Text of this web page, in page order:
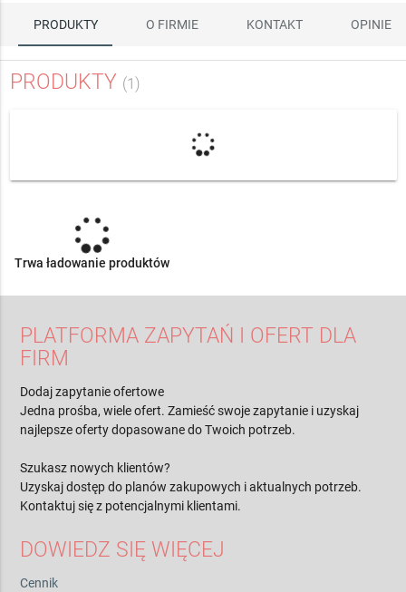
PRODUKTY O FIRMIE KONTAKT OPINIE
PRODUKTY (1)
Trwa ładowanie produktów
PLATFORMA ZAPYTAŃ I OFERT DLA
FIRM
Dodaj zapytanie ofertowe
Jedna prośba, wiele ofert. Zamieść swoje zapytanie i uzyskaj
najlepsze oferty dopasowane do Twoich potrzeb.
Szukasz nowych klientów?
Uzyskaj dostęp do planów zakupowych i aktualnych potrzeb.
Kontaktuj się z potencjalnymi klientami.
DOWIEDZ SIĘ WIĘCEJ
Cennik